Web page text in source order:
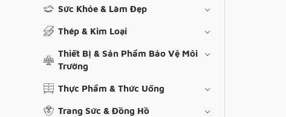
Sức Khỏe & Làm Đẹp
Thép & Kim Loại
Thiết Bị & Sản Phẩm Bảo Vệ Môi
Trường
Thực Phẩm & Thức Uống
Trang Sức & Đồng Hồ